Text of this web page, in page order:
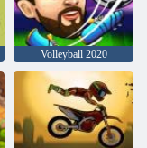
Volleyball 2020